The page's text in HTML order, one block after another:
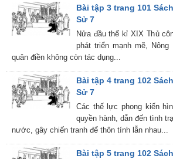
Bài tập 3 trang 101
Sử 7
Nửa đầu thế kỉ XIX Thủ
phát triển mạnh mẽ,
quân điền không còn tác dụng...
Bài tập 4 trang 102
Sử 7
Các thế lực phong kiến
quyền hành, dẫn đến tình
nước, gây chiến tranh để thôn tính lẫn nhau...
Bài tập 5 trang 102